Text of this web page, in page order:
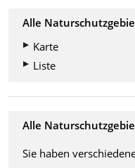
Alle
Karte
Liste
Alle
Sie haben